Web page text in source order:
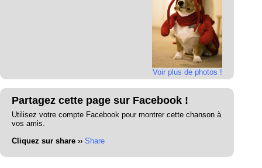
Voir plus de photos !
Partagez cette page sur Facebook !
Utilisez votre compte Facebook pour montrer cette chanson à
vos amis.
Cliquez sur share ›› Share